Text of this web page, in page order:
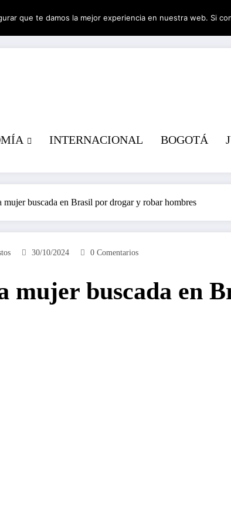
PM
INTERNACIONAL BOGOTÁ
mujer buscada en Brasil por drogar y robar hombres
30/10/2024 0 Comentarios
mujer buscada en
que te damos la mejor experiencia en nuestra web. Si